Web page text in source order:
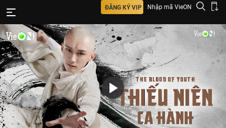
ĐĂNG KÝ VIP Nhập mã VieON